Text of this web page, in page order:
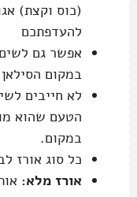
(כוס וקצת)
להעדפתכם
אפשר גם
במקום
לא חייבים
במקום.
כל סוג אורז
אורז מלא: